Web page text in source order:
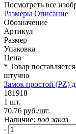
Посмотреть все
Размеры Описание
Обозначение
Артикул
Размер
Упаковка
Цена
* Товар поставляется
штучно
Замок простой (PZ)
181918
1 шт.
70,76 руб./шт.
Наличие: под заказ
-